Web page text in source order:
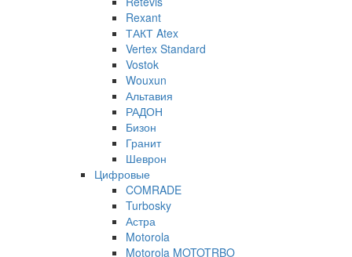
Rexant
ТАКТ Atex
Vertex Standard
Vostok
Wouxun
Альтавия
РАДОН
Бизон
Гранит
Шеврон
Цифровые
COMRADE
Turbosky
Астра
Motorola
Motorola MOTOTRBO